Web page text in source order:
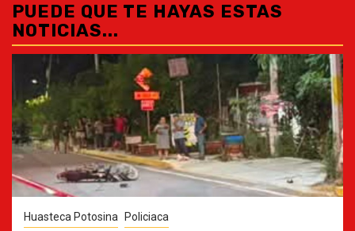
PUEDE QUE TE HAYAS ESTAS
NOTICIAS...
Huasteca Potosina Policiaca